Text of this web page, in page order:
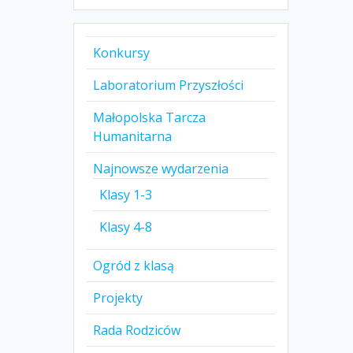
Konkursy
Laboratorium Przyszłości
Małopolska Tarcza
Humanitarna
Najnowsze wydarzenia
Klasy 1-3
Klasy 4-8
Ogród z klasą
Projekty
Rada Rodziców